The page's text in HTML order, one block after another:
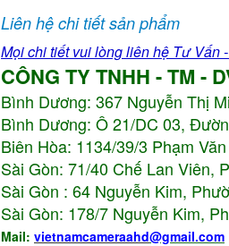
Liên hệ chi tiết sản phẩm
Mọi chi tiết vui lòng liên hệ Tư Vấn
CÔNG TY TNHH - TM -
Bình Dương: 367 Nguyễn Thị
Bình Dương: Ô 21/DC 03,
Biên Hòa: 1134/39/3 Phạm
Sài Gòn: 71/40 Chế Lan Viên,
Sài Gòn : 64 Nguyễn Kim,
Sài Gòn: 178/7 Nguyễn Kim,
Mail: vietnamcameraahd@gmail.com